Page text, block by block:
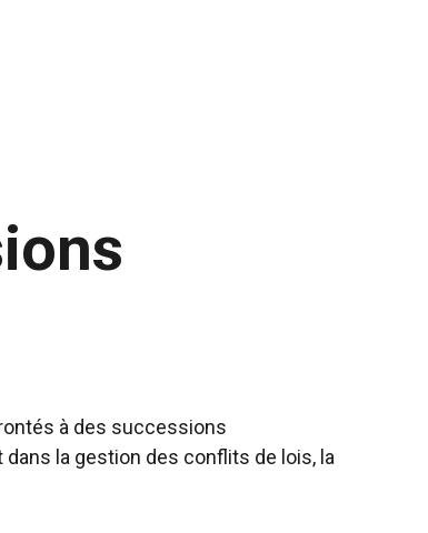
à des successions
la gestion des conflits de lois, la